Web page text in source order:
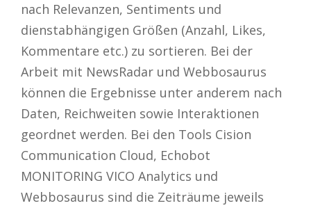
nach Relevanzen, Sentiments und
dienstabhängigen Größen (Anzahl, Likes,
Kommentare etc.) zu sortieren. Bei der
Arbeit mit NewsRadar und Webbosaurus
können die Ergebnisse unter anderem nach
Daten, Reichweiten sowie Interaktionen
geordnet werden. Bei den Tools Cision
Communication Cloud, Echobot
MONITORING VICO Analytics und
Webbosaurus sind die Zeiträume jeweils